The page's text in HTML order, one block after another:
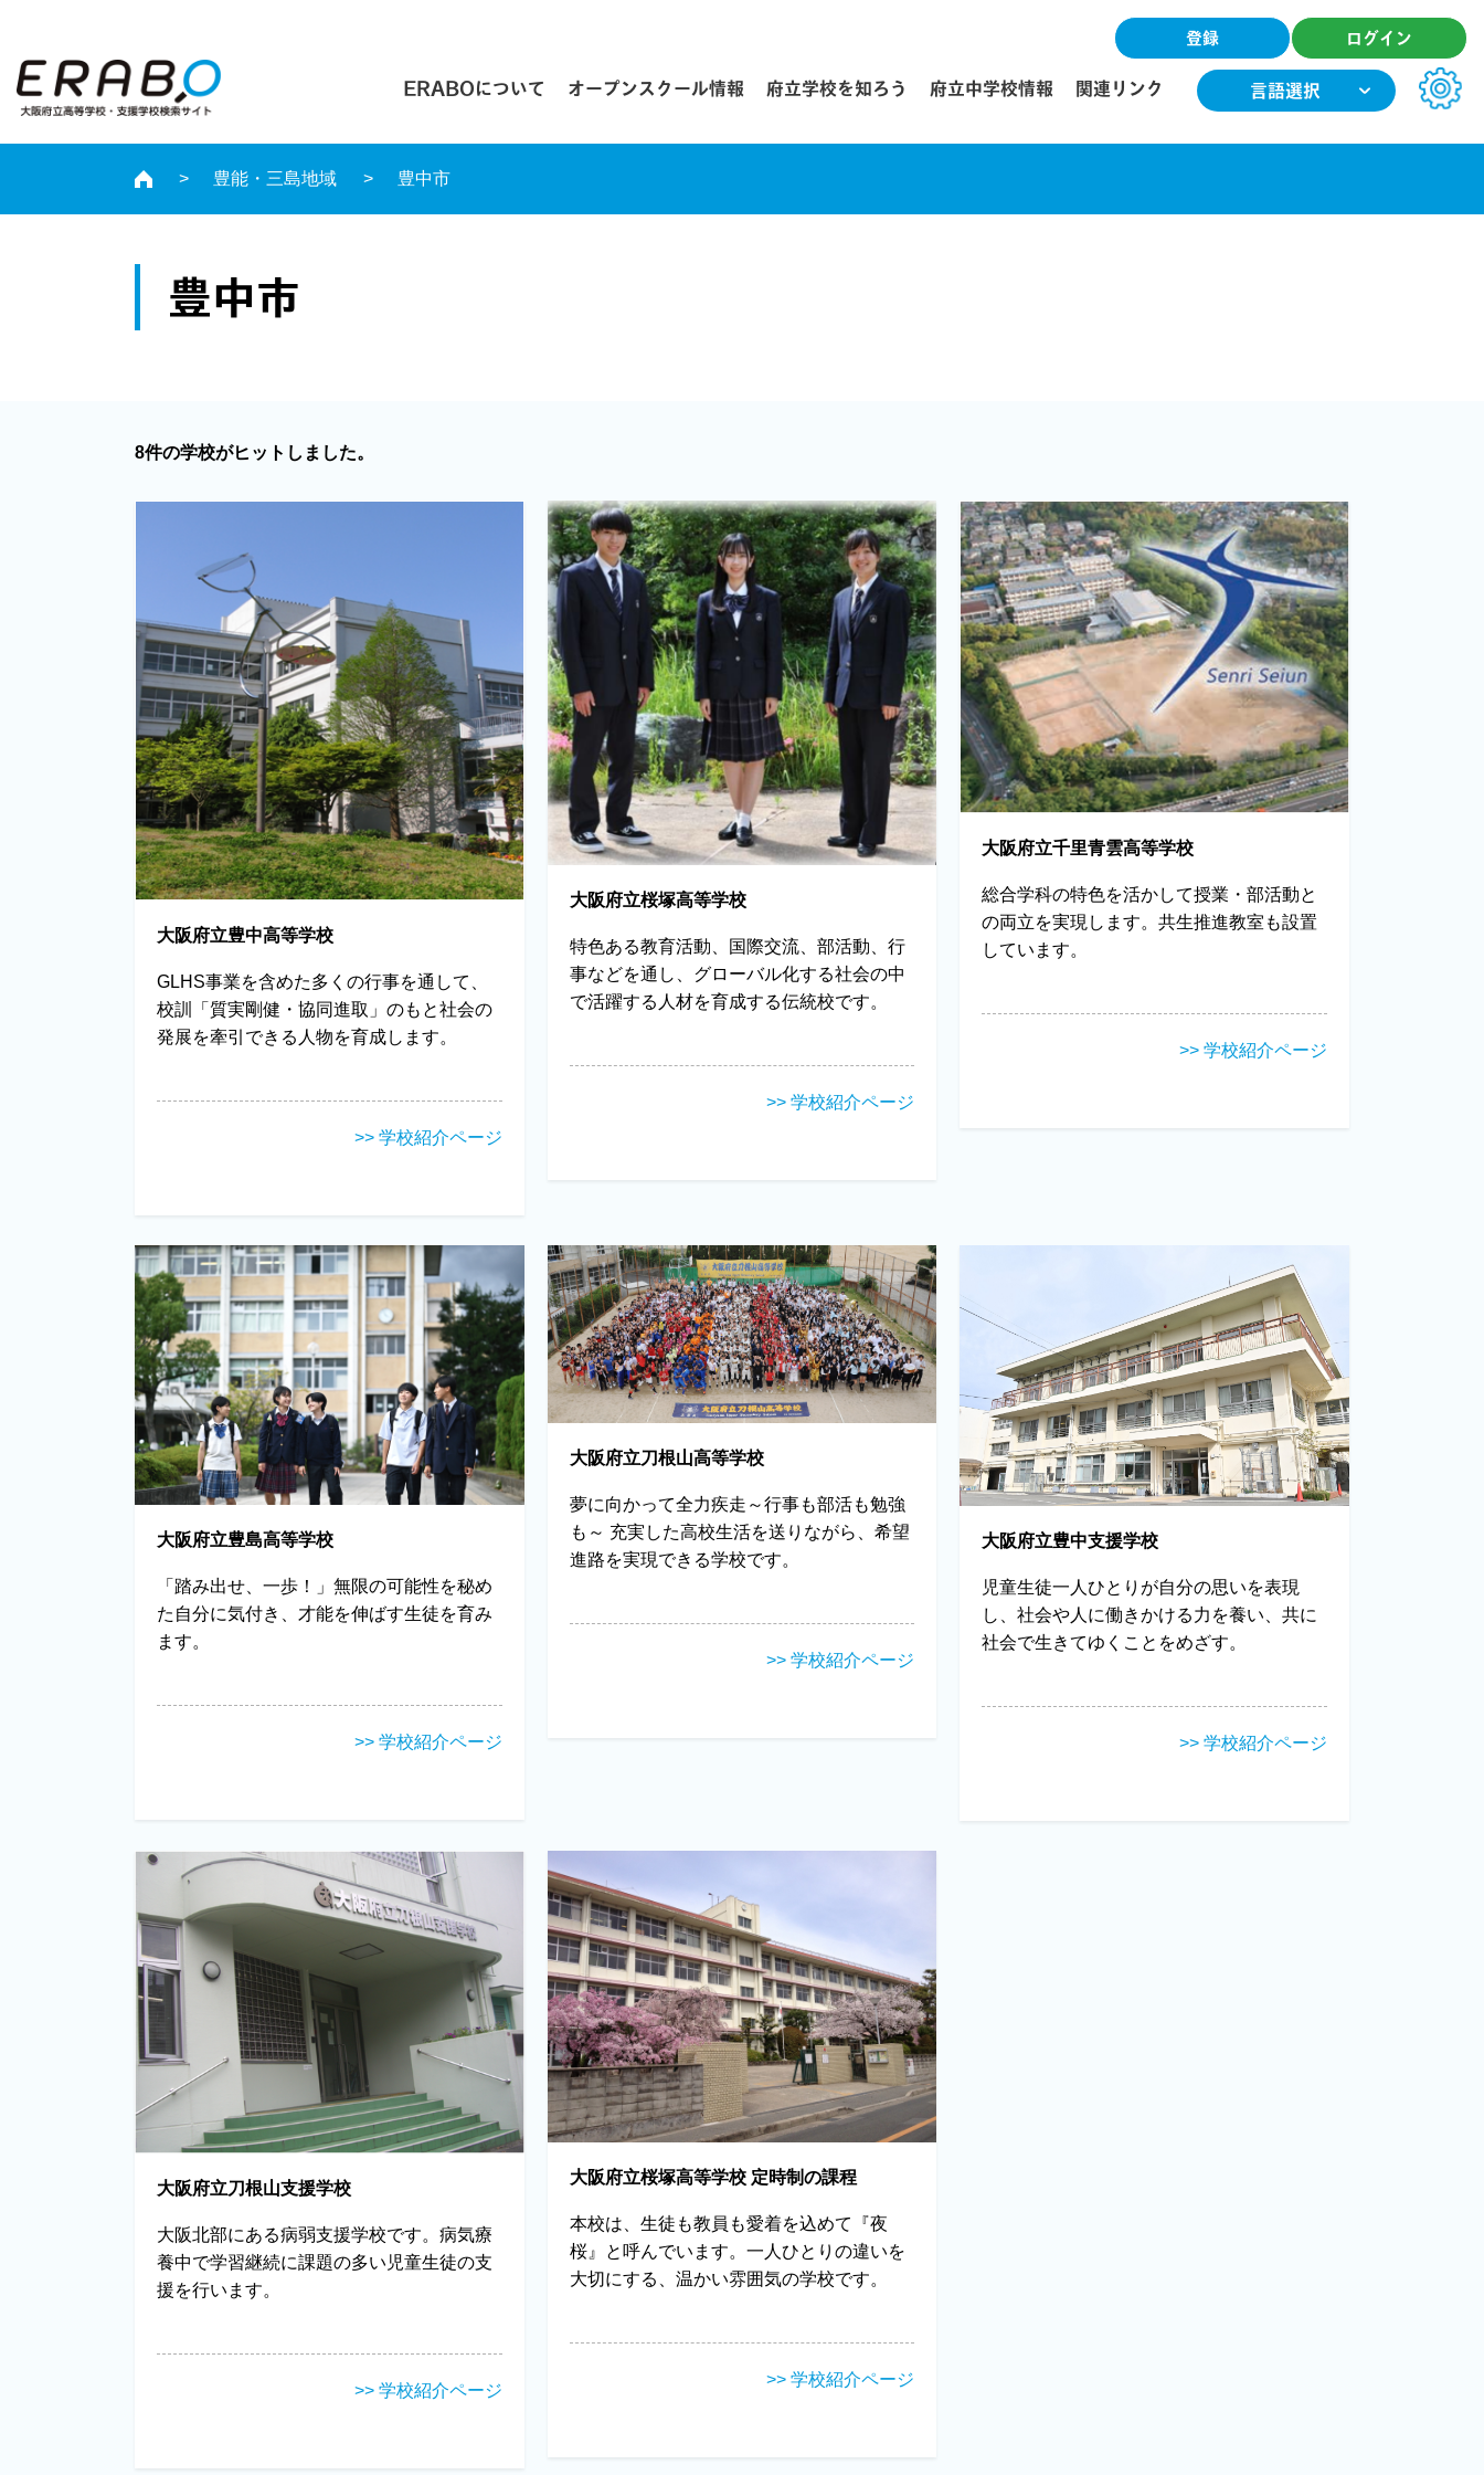
登録 ログイン
ERABOについて オープンスクール情報 府立学校を知ろう 府立中学校情報 関連リンク 言語選択
豊能・三島地域 豊中市
豊中市
8件の学校がヒットしました。
大阪府立豊中高等学校
GLHS事業を含めた多くの行事を通して、
校訓「質実剛健・協同進取」のもと社会の
発展を牽引できる人物を育成します。
>> 学校紹介ページ
大阪府立桜塚高等学校
特色ある教育活動、国際交流、部活動、行
事などを通し、グローバル化する社会の中
で活躍する人材を育成する伝統校です。
>> 学校紹介ページ
大阪府立千里青雲高等学校
総合学科の特色を活かして授業・部活動と
の両立を実現します。共生推進教室も設置
しています。
>> 学校紹介ページ
大阪府立豊島高等学校
「踏み出せ、一歩！」無限の可能性を秘め
た自分に気付き、才能を伸ばす生徒を育み
ます。
>> 学校紹介ページ
大阪府立刀根山高等学校
夢に向かって全力疾走～行事も部活も勉強
も～ 充実した高校生活を送りながら、希望
進路を実現できる学校です。
>> 学校紹介ページ
大阪府立豊中支援学校
児童生徒一人ひとりが自分の思いを表現
し、社会や人に働きかける力を養い、共に
社会で生きてゆくことをめざす。
>> 学校紹介ページ
大阪府立刀根山支援学校
大阪北部にある病弱支援学校です。病気療
養中で学習継続に課題の多い児童生徒の支
援を行います。
>> 学校紹介ページ
大阪府立桜塚高等学校 定時制の課程
本校は、生徒も教員も愛着を込めて『夜
桜』と呼んでいます。一人ひとりの違いを
大切にする、温かい雰囲気の学校です。
>> 学校紹介ページ